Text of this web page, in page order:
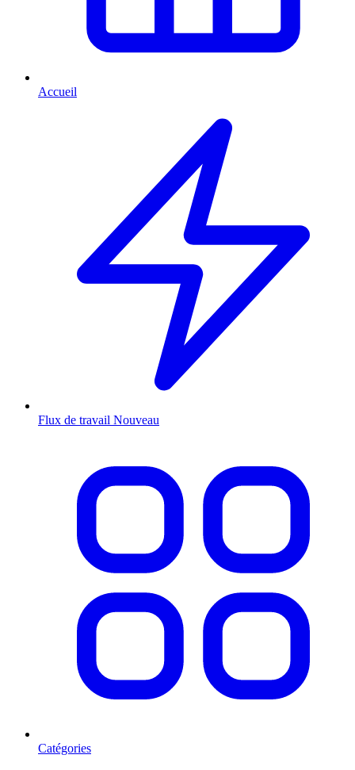
Accueil
Flux de travail Nouveau
Catégories